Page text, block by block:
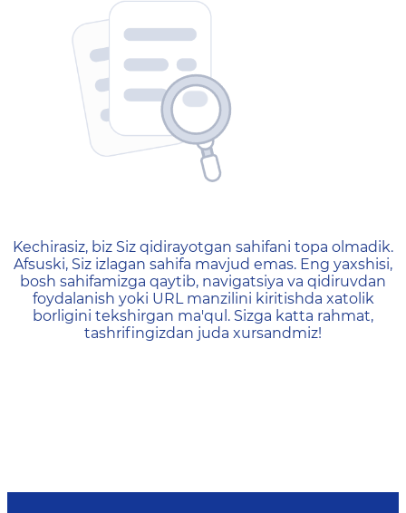
404 — Страница не
Kechirasiz, biz Siz qidirayotgan sahifani topa olmadik.
Afsuski, Siz izlagan sahifa mavjud emas. Eng yaxshisi,
bosh sahifamizga qaytib, navigatsiya va qidiruvdan
foydalanish yoki URL manzilini kiritishda xatolik
borligini tekshirgan ma'qul. Sizga katta rahmat,
tashrifingizdan juda xursandmiz!